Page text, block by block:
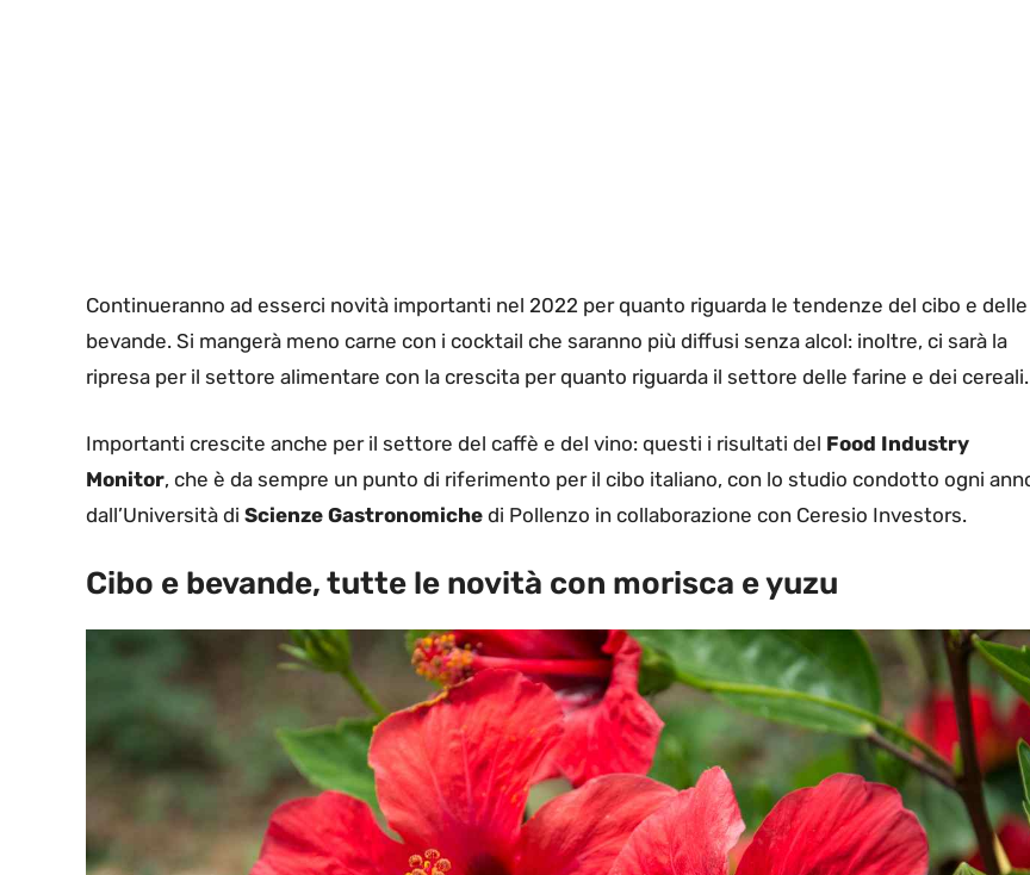
Continueranno ad esserci novità importanti nel 2022 per quanto riguarda le tendenze del cibo e delle
bevande. Si mangerà meno carne con i cocktail che saranno più diffusi senza alcol: inoltre, ci sarà la
ripresa per il settore alimentare con la crescita per quanto riguarda il settore delle farine e dei cereali.
Importanti crescite anche per il settore del caffè e del vino: questi i risultati del Food Industry
Monitor, che è da sempre un punto di riferimento per il cibo italiano, con lo studio condotto ogni
dall’Università di Scienze Gastronomiche di Pollenzo in collaborazione con Ceresio Investors.
Cibo e bevande, tutte le novità con morisca e yuzu